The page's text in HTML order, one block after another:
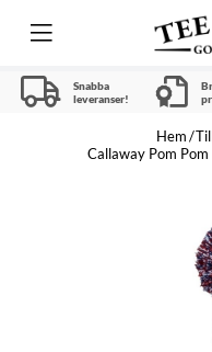
Snabba
leveranser!
Hem
Callaway Pom